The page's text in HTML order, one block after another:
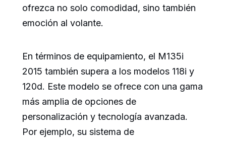
ofrezca no solo comodidad, sino también
emoción al volante.
En términos de equipamiento, el M135i
2015 también supera a los modelos 118i y
120d. Este modelo se ofrece con una gama
más amplia de opciones de
personalización y tecnología avanzada.
Por ejemplo, su sistema de